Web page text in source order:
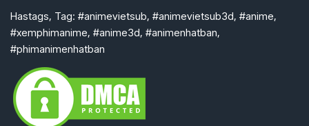
Hastags, Tag: #animevietsub, #animevietsub3d, #anime,
#xemphimanime, #anime3d, #animenhatban,
#phimanimenhatban